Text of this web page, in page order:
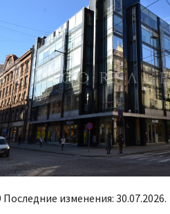
Последние изменения: 30.07.2026.